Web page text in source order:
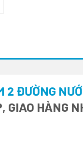
2 ĐƯỜNG
GIAO HÀNG